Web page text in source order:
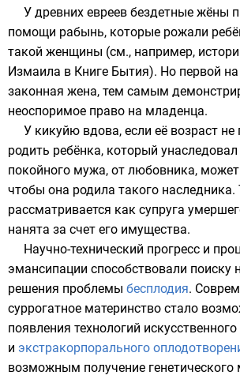
У древних евреев бездетные жёны
помощи рабынь, которые рожали
такой женщины (см., например,
Измаила в Книге Бытия). Но первой
законная жена, тем самым
неоспоримое право на младенца.
У кикуйю вдова, если её возраст не
родить ребёнка, который
покойного мужа, от любовника,
чтобы она родила такого
рассматривается как супруга
нанята за счет его имущества.
Научно-технический прогресс и
эмансипации способствовали поиску
решения проблемы бесплодия.
суррогатное материнство стало
появления технологий
и экстракорпорального
возможным получение генетического